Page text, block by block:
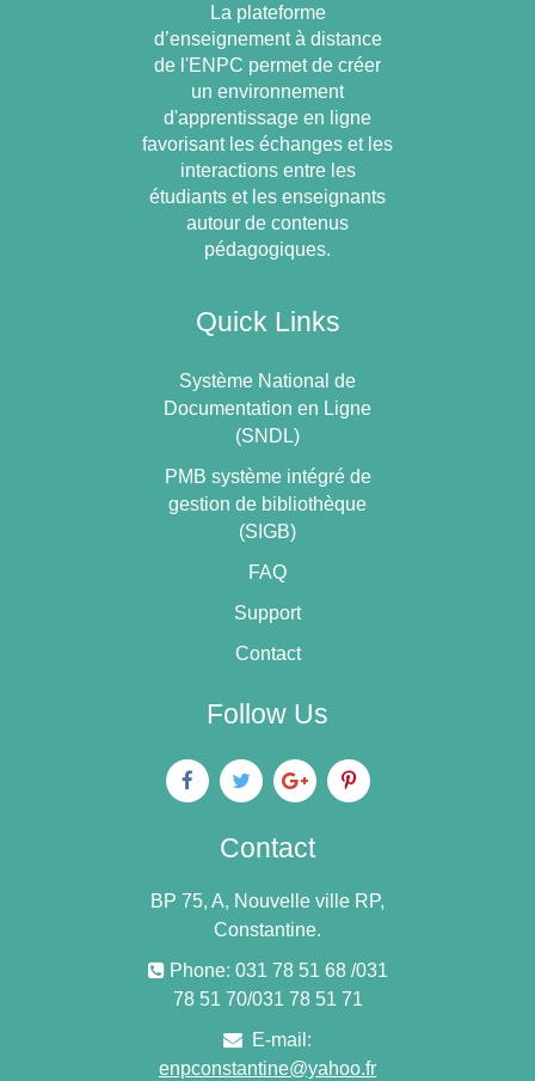
La plateforme
d’enseignement à distance
de l'ENPC permet de créer
un environnement
d'apprentissage en ligne
favorisant les échanges et les
interactions entre les
étudiants et les enseignants
autour de contenus
pédagogiques.
Quick Links
Système National de
Documentation en Ligne
(SNDL)
PMB système intégré de
gestion de bibliothèque
(SIGB)
FAQ
Support
Contact
Follow Us
Contact
BP 75, A, Nouvelle ville RP,
Constantine.
Phone: 031 78 51 68 /031
78 51 70/031 78 51 71
E-mail:
enpconstantine@yahoo.fr